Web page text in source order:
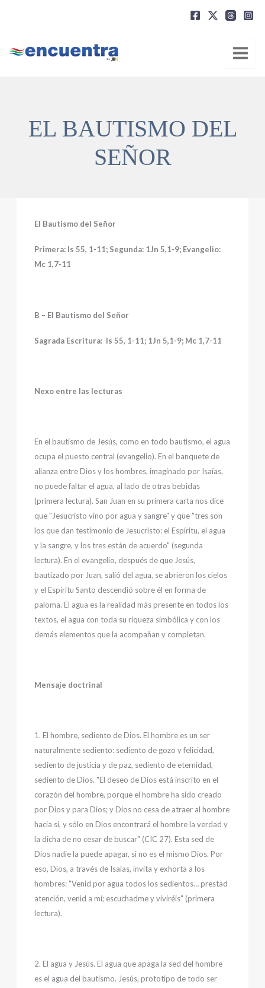
EL BAUTISMO DEL
SEÑOR
El Bautismo del Señor
Primera: Is 55, 1-11; Segunda: 1Jn 5,1-9; Evangelio:
Mc 1,7-11
B – El Bautismo del Señor
Sagrada Escritura: Is 55, 1-11; 1Jn 5,1-9; Mc 1,7-11
Nexo entre las lecturas
En el bautismo de Jesús, como en todo bautismo, el agua
ocupa el puesto central (evangelio). En el banquete de
alianza entre Dios y los hombres, imaginado por Isaías,
no puede faltar el agua, al lado de otras bebidas
(primera lectura). San Juan en su primera carta nos dice
que "Jesucristo vino por agua y sangre" y que "tres son
los que dan testimonio de Jesucristo: el Espíritu, el agua
y la sangre, y los tres están de acuerdo" (segunda
lectura). En el evangelio, después de que Jesús,
bautizado por Juan, salió del agua, se abrieron los cielos
y el Espíritu Santo descendió sobre él en forma de
paloma. El agua es la realidad más presente en todos los
textos, el agua con toda su riqueza simbólica y con los
demás elementos que la acompañan y completan.
Mensaje doctrinal
1. El hombre, sediento de Dios. El hombre es un ser
naturalmente sediento: sediento de gozo y felicidad,
sediento de justicia y de paz, sediento de eternidad,
sediento de Dios. "El deseo de Dios está inscrito en el
corazón del hombre, porque el hombre ha sido creado
por Dios y para Dios; y Dios no cesa de atraer al hombre
hacia sí, y sólo en Dios encontrará el hombre la verdad y
la dicha de no cesar de buscar" (CIC 27). Esta sed de
Dios nadie la puede apagar, si no es el mismo Dios. Por
eso, Dios, a través de Isaías, invita y exhorta a los
hombres: "Venid por agua todos los sedientos… prestad
atención, venid a mí; escuchadme y viviréis" (primera
lectura).
2. El agua y Jesús. El agua que apaga la sed del hombre
es el agua del bautismo. Jesús, prototipo de todo ser